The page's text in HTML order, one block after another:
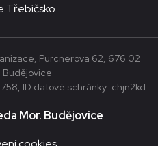
Třebíčsko
Mor. Budějovice
Purcnerova 62, 676 02
Budějovice
ID datové schránky: chjn2kd